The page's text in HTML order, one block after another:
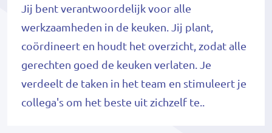
Jij bent verantwoordelijk voor alle
werkzaamheden in de keuken. Jij plant,
coördineert en houdt het overzicht, zodat alle
gerechten goed de keuken verlaten. Je
verdeelt de taken in het team en stimuleert je
collega's om het beste uit zichzelf te..